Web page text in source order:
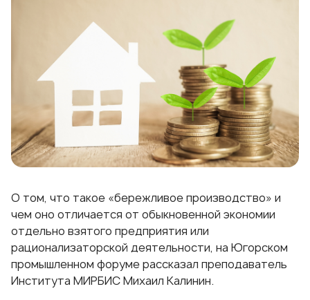
О том, что такое «бережливое производство» и
чем оно отличается от обыкновенной экономии
отдельно взятого предприятия или
рационализаторской деятельности, на Югорском
промышленном форуме рассказал преподаватель
Института МИРБИС Михаил Калинин.